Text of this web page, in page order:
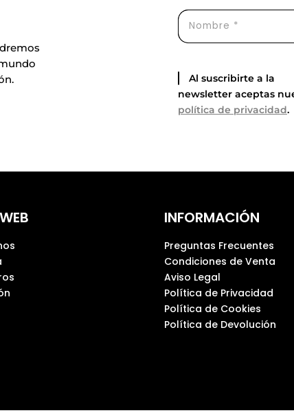
Al suscribirte a la
newsletter aceptas
política de privacidad.
INFORMACIÓN
Preguntas Frecuentes
Condiciones de Venta
Aviso Legal
Política de Privacidad
Política de Cookies
Política de Devolución